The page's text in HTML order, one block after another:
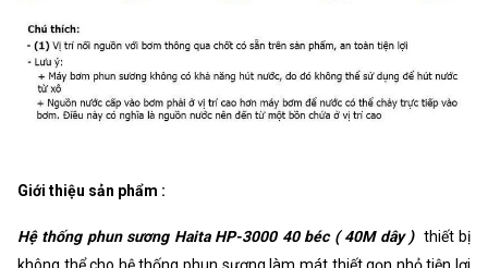
Giới thiệu sản phẩm :
Hệ thống phun sương Haita HP-3000 40 béc ( 40M dây ) thiết bị
không thể cho hệ thống phun sương làm mát thiết gọn nhỏ tiện lợi